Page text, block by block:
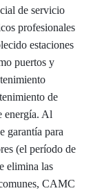
de servicio
profesionales
estaciones
puertos y
de
energía. Al
garantía para
(el período de
elimina las
CAMC